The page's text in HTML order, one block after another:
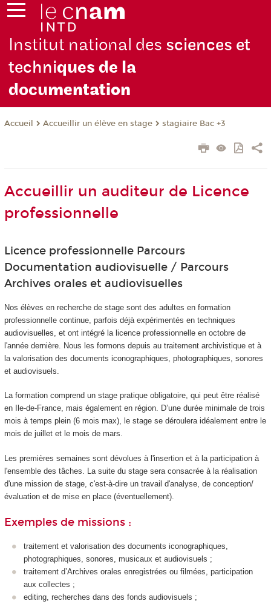
Institut national des sciences et
techniques de la
documentation
Accueil Accueillir un élève en stage stagiaire Bac +3
Accueillir un auditeur de Licence
professionnelle
Licence professionnelle Parcours
Documentation audiovisuelle / Parcours
Archives orales et audiovisuelles
Nos élèves en recherche de stage sont des adultes en formation
professionnelle continue, parfois déjà expérimentés en techniques
audiovisuelles, et ont intégré la licence professionnelle en octobre de
l'année dernière. Nous les formons depuis au traitement archivistique et à
la valorisation des documents iconographiques, photographiques, sonores
et audiovisuels.
La formation comprend un stage pratique obligatoire, qui peut être réalisé
en Ile-de-France, mais également en région. D’une durée minimale de trois
mois à temps plein (6 mois max), le stage se déroulera idéalement entre le
mois de juillet et le mois de mars.
Les premières semaines sont dévolues à l'insertion et à la participation à
l'ensemble des tâches. La suite du stage sera consacrée à la réalisation
d'une mission de stage, c'est-à-dire un travail d'analyse, de conception/
évaluation et de mise en place (éventuellement).
Exemples de missions :
traitement et valorisation des documents iconographiques,
photographiques, sonores, musicaux et audiovisuels ;
traitement d’Archives orales enregistrées ou filmées, participation
aux collectes ;
editing, recherches dans des fonds audiovisuels ;